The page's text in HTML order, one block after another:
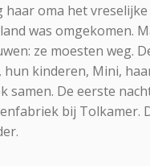
haar oma het
was omgekomen.
ze moesten weg.
hun kinderen, Mini,
samen. De eerste
bij Tolkamer.